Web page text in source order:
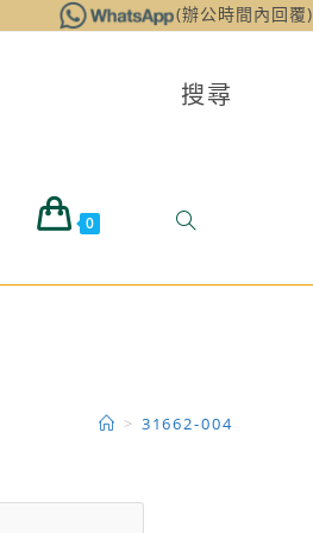
(辦公時間內回覆)
搜尋
0
> 31662-004